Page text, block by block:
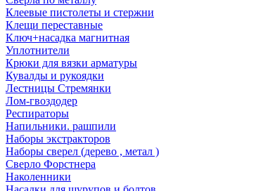
Клеевые пистолеты и стержни
Клещи переставные
Ключ+насадка магнитная
Уплотнители
Крюки для вязки арматуры
Кувалды и рукоядки
Лестницы Стремянки
Лом-гвоздодер
Респираторы
Напильники. рашпили
Наборы экстракторов
Наборы сверел (дерево , метал )
Сверло Форстнера
Наколенники